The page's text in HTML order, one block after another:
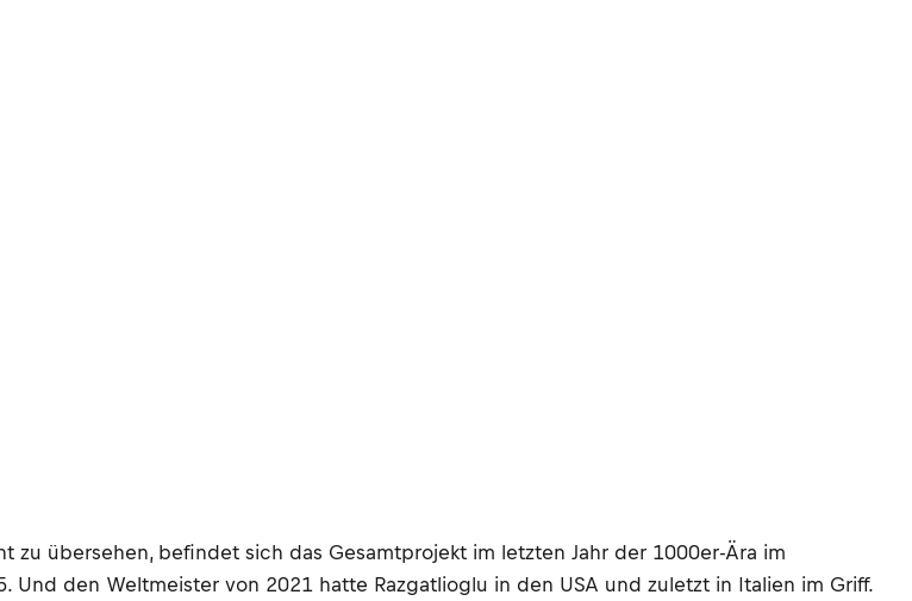
zu übersehen, befindet sich das Gesamtprojekt im letzten Jahr der 1000er-Ära im
Und den Weltmeister von 2021 hatte Razgatlioglu in den USA und zuletzt in Italien im Griff.